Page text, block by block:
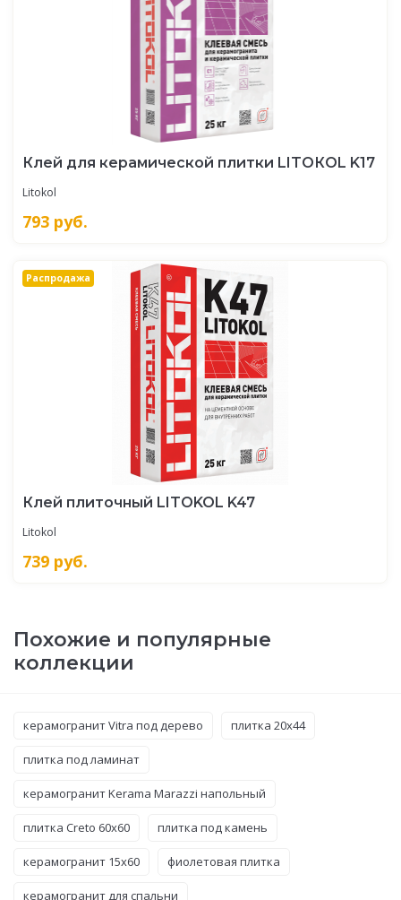
Клей для керамической плитки LITOКOL K17
Litokol
793 руб.
Распродажа
Клей плиточный LITOKOL K47
Litokol
739 руб.
Похожие и популярные
коллекции
керамогранит Vitra под дерево плитка 20x44
плитка под ламинат
керамогранит Kerama Marazzi напольный
плитка Creto 60x60 плитка под камень
керамогранит 15x60 фиолетовая плитка
керамогранит для спальни